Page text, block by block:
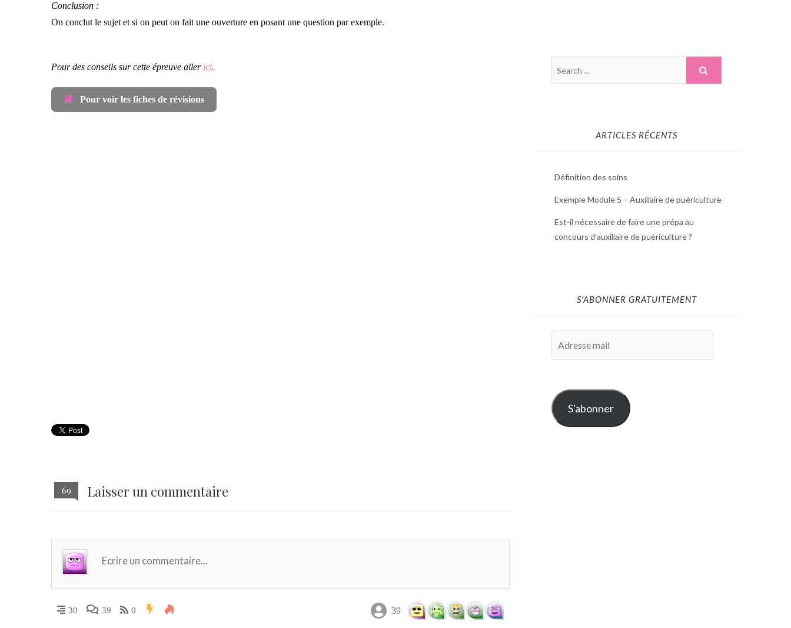
Conclusion :
On conclut le sujet et si on peut on fait une ouverture en posant une question par exemple.
Pour des conseils sur cette épreuve aller ici.
Pour voir les fiches de révisions
69 Laisser un commentaire
30 39 0 39
ARTICLES RÉCENTS
Définition des soins
Exemple Module 5 – Auxiliaire de puériculture
Est-il nécessaire de faire une prépa au
concours d’auxiliaire de puériculture ?
S'ABONNER GRATUITEMENT
S'abonner